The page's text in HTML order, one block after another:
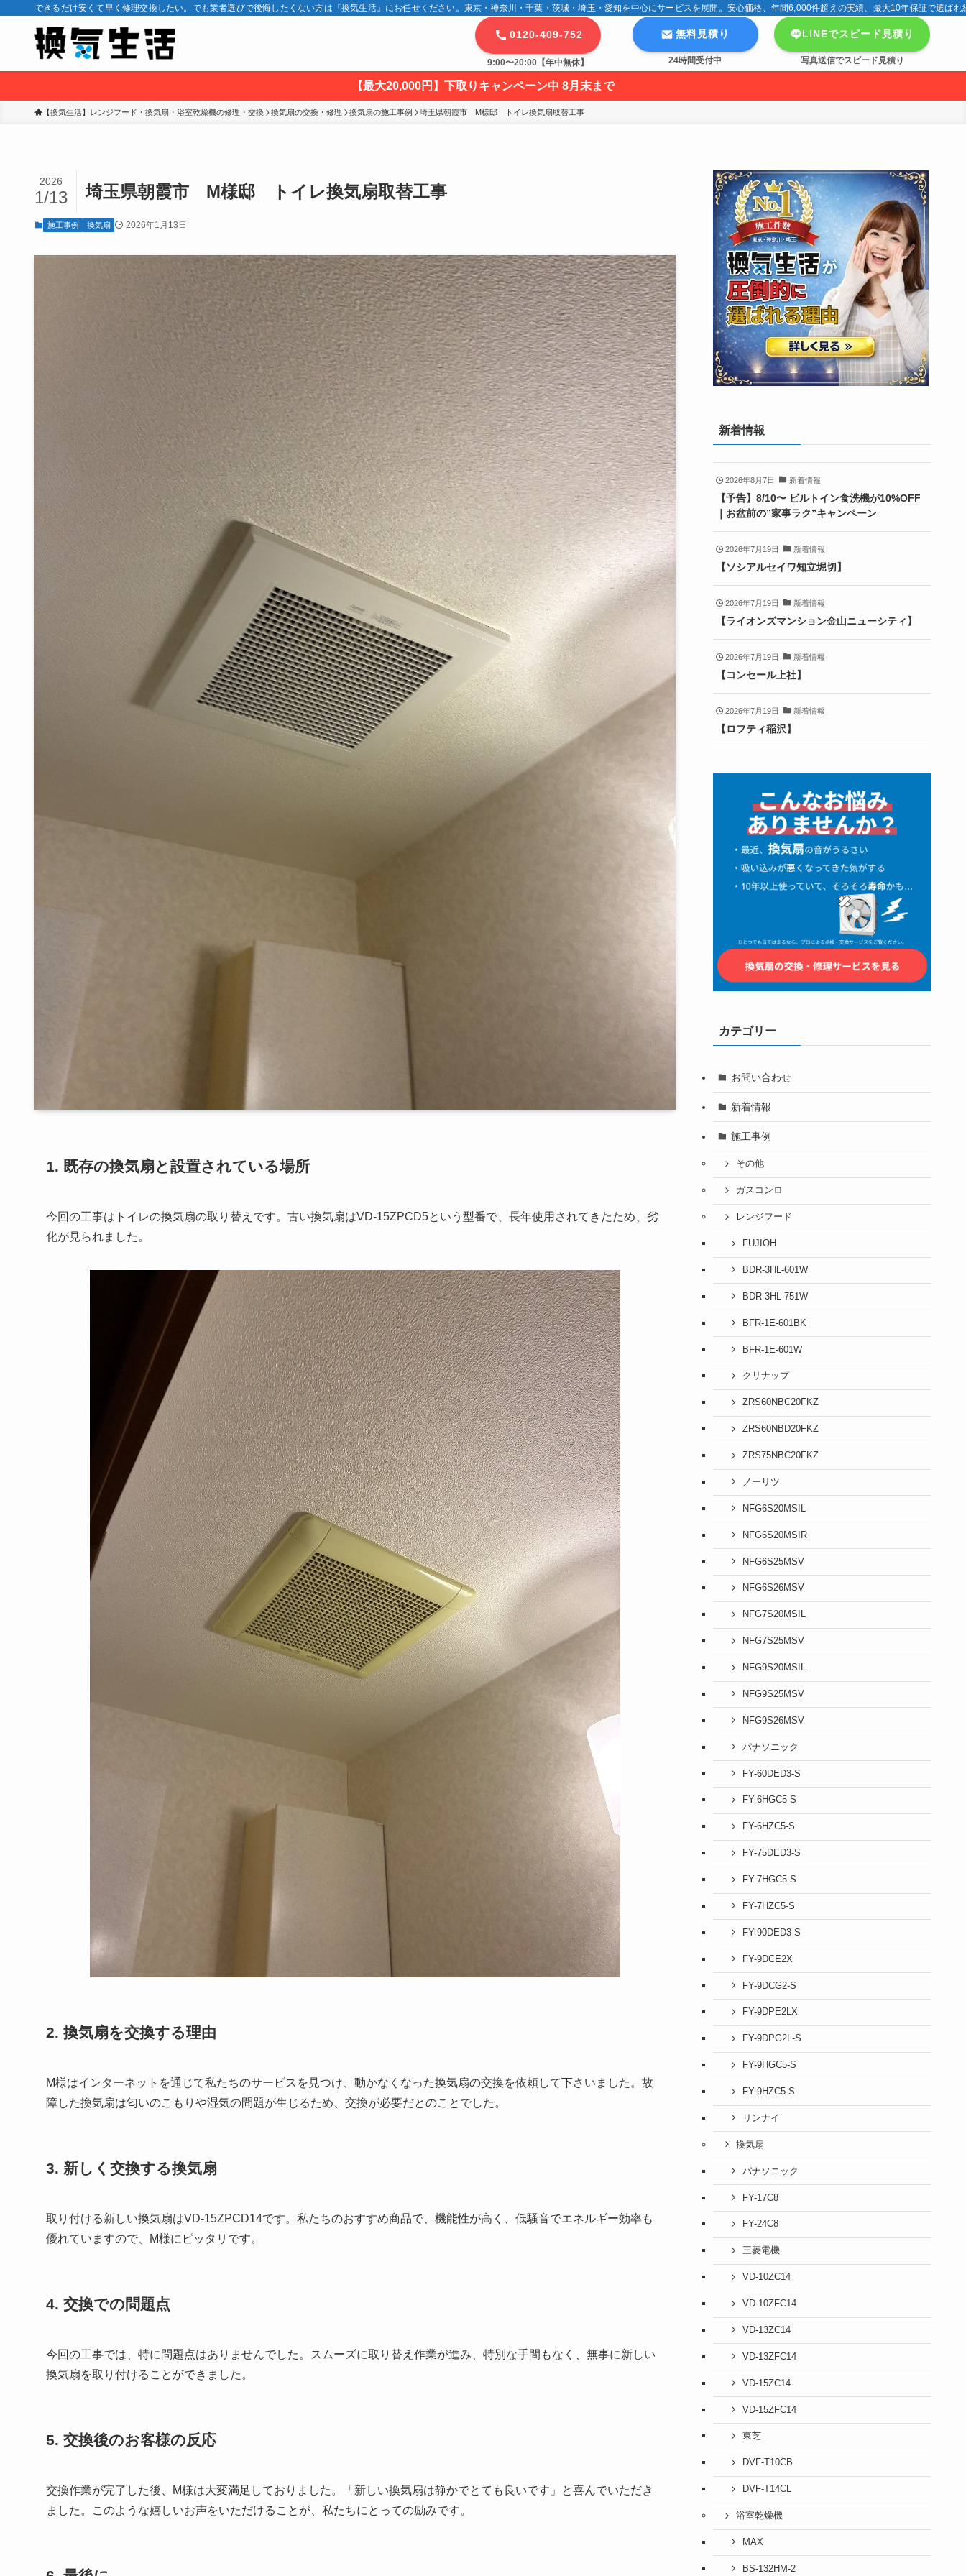
できるだけ安くて早く修理交換したい。でも業者選びで後悔したくない方は『換気生活』にお任せください。東京・神奈川・千葉・茨城・埼玉・愛知を中心にサービスを展開。安心価格、年間6,000件超えの実績、最大10年保証で選ばれ
0120-409-752
9:00〜20:00【年中無休】
無料見積り
24時間受付中
LINEでスピード見積り
写真送信でスピード見積り
【最大20,000円】下取りキャンペーン中 8月末まで
【換気生活】レンジフード・換気扇・浴室乾燥機の修理・交換 換気扇の交換・修理 換気扇の施工事例 埼玉県朝霞市　M様邸　トイレ換気扇取替工事
埼玉県朝霞市 M様邸 トイレ換気扇取替工事
2026
1/13
施工事例 換気扇 2026年1月13日
1. 既存の換気扇と設置されている場所
今回の工事はトイレの換気扇の取り替えです。古い換気扇はVD-15ZPCD5という型番で、長年使用されてきたため、劣
化が見られました。
2. 換気扇を交換する理由
M様はインターネットを通じて私たちのサービスを見つけ、動かなくなった換気扇の交換を依頼して下さいました。故
障した換気扇は匂いのこもりや湿気の問題が生じるため、交換が必要だとのことでした。
3. 新しく交換する換気扇
取り付ける新しい換気扇はVD-15ZPCD14です。私たちのおすすめ商品で、機能性が高く、低騒音でエネルギー効率も
優れていますので、M様にピッタリです。
4. 交換での問題点
今回の工事では、特に問題点はありませんでした。スムーズに取り替え作業が進み、特別な手間もなく、無事に新しい
換気扇を取り付けることができました。
5. 交換後のお客様の反応
交換作業が完了した後、M様は大変満足しておりました。「新しい換気扇は静かでとても良いです」と喜んでいただき
ました。このような嬉しいお声をいただけることが、私たちにとっての励みです。
新着情報
2026年8月7日 新着情報
【予告】8/10〜 ビルトイン食洗機が10%OFF
｜お盆前の”家事ラク”キャンペーン
2026年7月19日 新着情報
【ソシアルセイワ知立堀切】
2026年7月19日 新着情報
【ライオンズマンション金山ニューシティ】
2026年7月19日 新着情報
【コンセール上社】
2026年7月19日 新着情報
【ロフティ稲沢】
カテゴリー
お問い合わせ
新着情報
施工事例
その他
ガスコンロ
レンジフード
FUJIOH
BDR-3HL-601W
BDR-3HL-751W
BFR-1E-601BK
BFR-1E-601W
クリナップ
ZRS60NBC20FKZ
ZRS60NBD20FKZ
ZRS75NBC20FKZ
ノーリツ
NFG6S20MSIL
NFG6S20MSIR
NFG6S25MSV
NFG6S26MSV
NFG7S20MSIL
NFG7S25MSV
NFG9S20MSIL
NFG9S25MSV
NFG9S26MSV
パナソニック
FY-60DED3-S
FY-6HGC5-S
FY-6HZC5-S
FY-75DED3-S
FY-7HGC5-S
FY-7HZC5-S
FY-90DED3-S
FY-9DCE2X
FY-9DCG2-S
FY-9DPE2LX
FY-9DPG2L-S
FY-9HGC5-S
FY-9HZC5-S
リンナイ
換気扇
パナソニック
FY-17C8
FY-24C8
三菱電機
VD-10ZC14
VD-10ZFC14
VD-13ZC14
VD-13ZFC14
VD-15ZC14
VD-15ZFC14
東芝
DVF-T10CB
DVF-T14CL
浴室乾燥機
MAX
BS-132HM-2